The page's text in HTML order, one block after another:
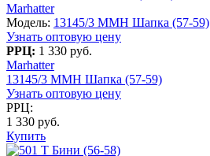
Marhatter
Модель: 13145/3 MMH Шапка (57-59)
Узнать оптовую цену
РРЦ: 1 330 руб.
Marhatter
13145/3 MMH Шапка (57-59)
Узнать оптовую цену
РРЦ:
1 330 руб.
Купить